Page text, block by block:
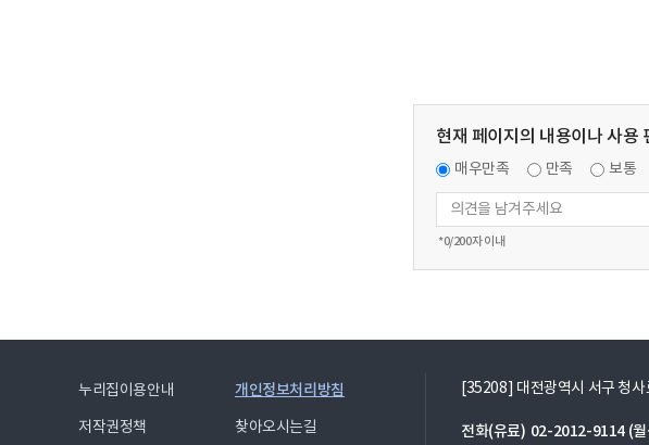
현재 페이지의 내용이나 사용
매우만족 만족 보통
*0/200자 이내
누리집이용안내 개인정보처리방침
저작권정책 찾아오시는길
[35208] 대전광역시 서구 청
전화(유료) 02-2012-9114 (